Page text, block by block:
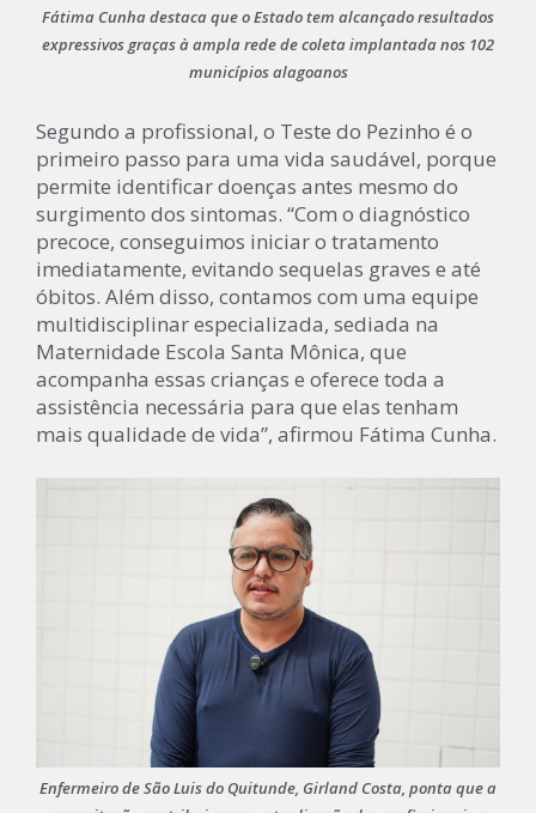
Fátima Cunha destaca que o Estado tem alcançado resultados
expressivos graças à ampla rede de coleta implantada nos 102
municípios alagoanos
Segundo a profissional, o Teste do Pezinho é o
primeiro passo para uma vida saudável, porque
permite identificar doenças antes mesmo do
surgimento dos sintomas. “Com o diagnóstico
precoce, conseguimos iniciar o tratamento
imediatamente, evitando sequelas graves e até
óbitos. Além disso, contamos com uma equipe
multidisciplinar especializada, sediada na
Maternidade Escola Santa Mônica, que
acompanha essas crianças e oferece toda a
assistência necessária para que elas tenham
mais qualidade de vida”, afirmou Fátima Cunha.
Enfermeiro de São Luis do Quitunde, Girland Costa, ponta que a